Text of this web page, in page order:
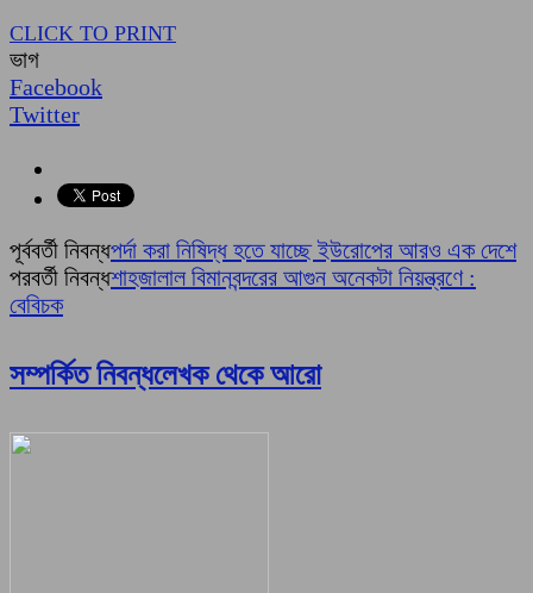
CLICK TO PRINT
ভাগ
Facebook
Twitter
পূর্ববর্তী নিবন্ধপর্দা করা নিষিদ্ধ হতে যাচ্ছে ইউরোপের আরও এক দেশে
পরবর্তী নিবন্ধশাহজালাল বিমানবন্দরের আগুন অনেকটা নিয়ন্ত্রণে :
বেবিচক
সম্পর্কিত নিবন্ধলেখক থেকে আরো